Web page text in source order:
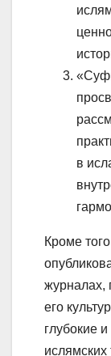
в
Кроме
журналах,
его
глубокие
ислямских